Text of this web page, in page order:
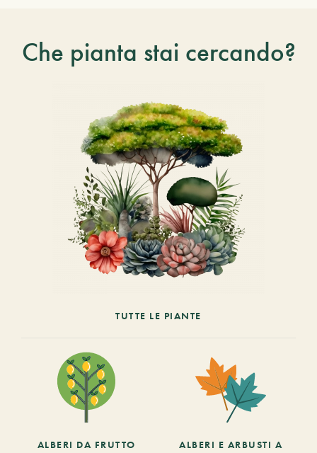
Che pianta stai cercando?
TUTTE LE PIANTE
ALBERI DA FRUTTO
ALBERI E ARBUSTI A